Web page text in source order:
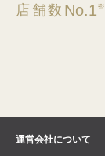
店舗数 No.1※
運営会社について